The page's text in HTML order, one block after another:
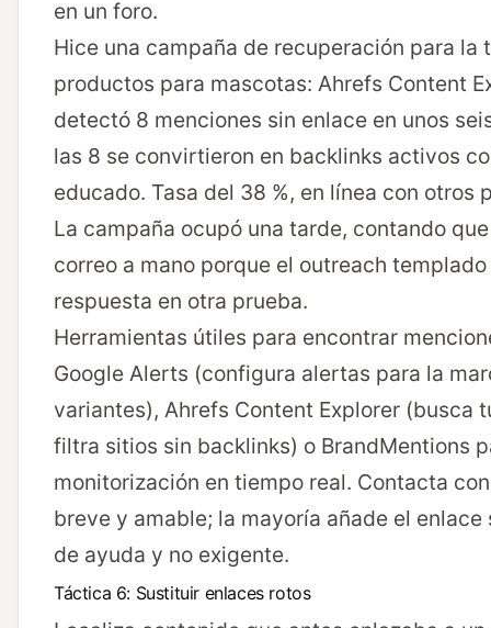
en un foro.
Hice una campaña de recuperación para la
productos para mascotas: Ahrefs Content
detectó 8 menciones sin enlace en unos
las 8 se convirtieron en backlinks activos
educado. Tasa del 38 %, en línea con otros
La campaña ocupó una tarde, contando
correo a mano porque el outreach
respuesta en otra prueba.
Herramientas útiles para encontrar
Google Alerts (configura alertas para la
variantes), Ahrefs Content Explorer (busca
filtra sitios sin backlinks) o BrandMentions
monitorización en tiempo real. Contacta
breve y amable; la mayoría añade el enlace
de ayuda y no exigente.
Táctica 6: Sustituir enlaces rotos